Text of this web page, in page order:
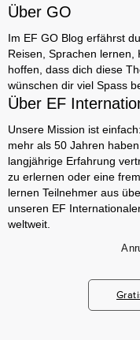
Über GO
Im EF GO Blog erfährst
Reisen, Sprachen lernen,
hoffen, dass dich diese
wünschen dir viel Spass
Über EF
Unsere Mission ist
mehr als 50 Jahren
langjährige Erfahrung
zu erlernen oder eine
lernen Teilnehmer aus
unseren EF
weltweit.